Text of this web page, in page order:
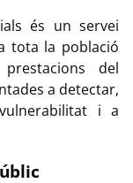
és un servei
tota la població
del
a detectar,
i a